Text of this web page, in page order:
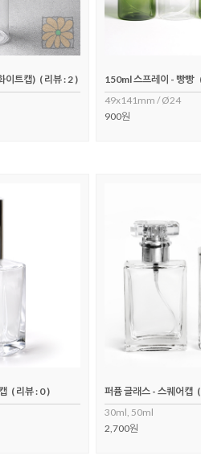
이트캡) ( 리뷰 : 2 )
150ml 스프레이 - 빵빵
49x141mm / Ø24
900원
( 리뷰 : 0 )
퍼퓸 글래스 - 스퀘어캡
30ml, 50ml
2,700원